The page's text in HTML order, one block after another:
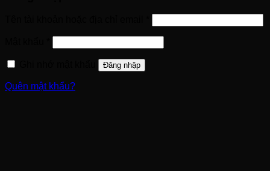
Đăng nhập
Quên mật khẩu?